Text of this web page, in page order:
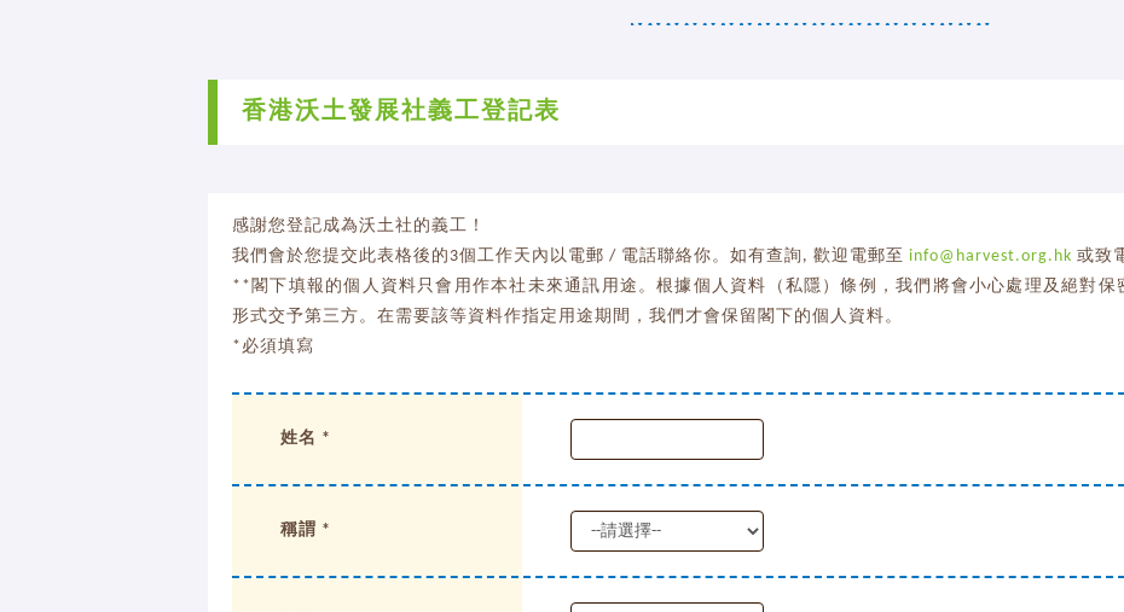
香港沃土發展社義工登記表
感謝您登記成為沃土社的義工！
我們會於您提交此表格後的3個工作天內以電郵 / 電話聯絡你。如有查詢, 歡迎電郵至 info@harvest.org.hk 或致
**閣下填報的個人資料只會用作本社未來通訊用途。根據個人資料（私隱）條例，我們將會小心處理及絕對保
形式交予第三方。在需要該等資料作指定用途期間，我們才會保留閣下的個人資料。
*必須填寫
姓名 *
稱謂 *